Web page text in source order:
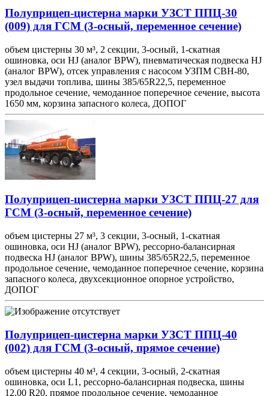
Полуприцеп-цистерна марки УЗСТ ППЦ-30
(009) для ГСМ (3-осный, переменное сечение)
объем цистерны 30 м³, 2 секции, 3-осный, 1-скатная
ошиновка, оси HJ (аналог BPW), пневматическая подвеска HJ
(аналог BPW), отсек управления с насосом УЗПМ СВН-80,
узел выдачи топлива, шины 385/65R22,5, переменное
продольное сечение, чемоданное поперечное сечение, высота
1650 мм, корзина запасного колеса, ДОПОГ
Полуприцеп-цистерна марки УЗСТ ППЦ-27 для
ГСМ (3-осный, переменное сечение)
объем цистерны 27 м³, 3 секции, 3-осный, 1-скатная
ошиновка, оси HJ (аналог BPW), рессорно-балансирная
подвеска HJ (аналог BPW), шины 385/65R22,5, переменное
продольное сечение, чемоданное поперечное сечение, корзина
запасного колеса, двухсекционное опорное устройство,
ДОПОГ
Полуприцеп-цистерна марки УЗСТ ППЦ-40
(002) для ГСМ (3-осный, прямое сечение)
объем цистерны 40 м³, 4 секции, 3-осный, 2-скатная
ошиновка, оси L1, рессорно-балансирная подвеска, шины
12,00 R20, прямое продольное сечение, чемоданное